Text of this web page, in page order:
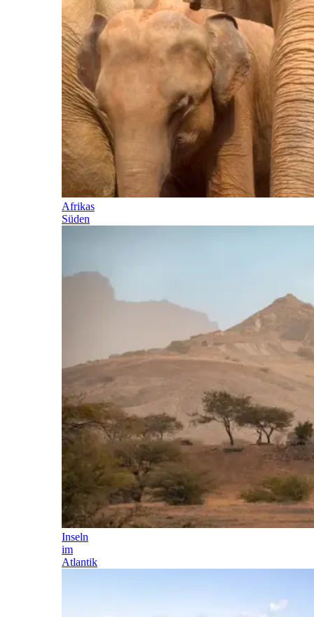
Afrikas
Süden
Inseln
im
Atlantik